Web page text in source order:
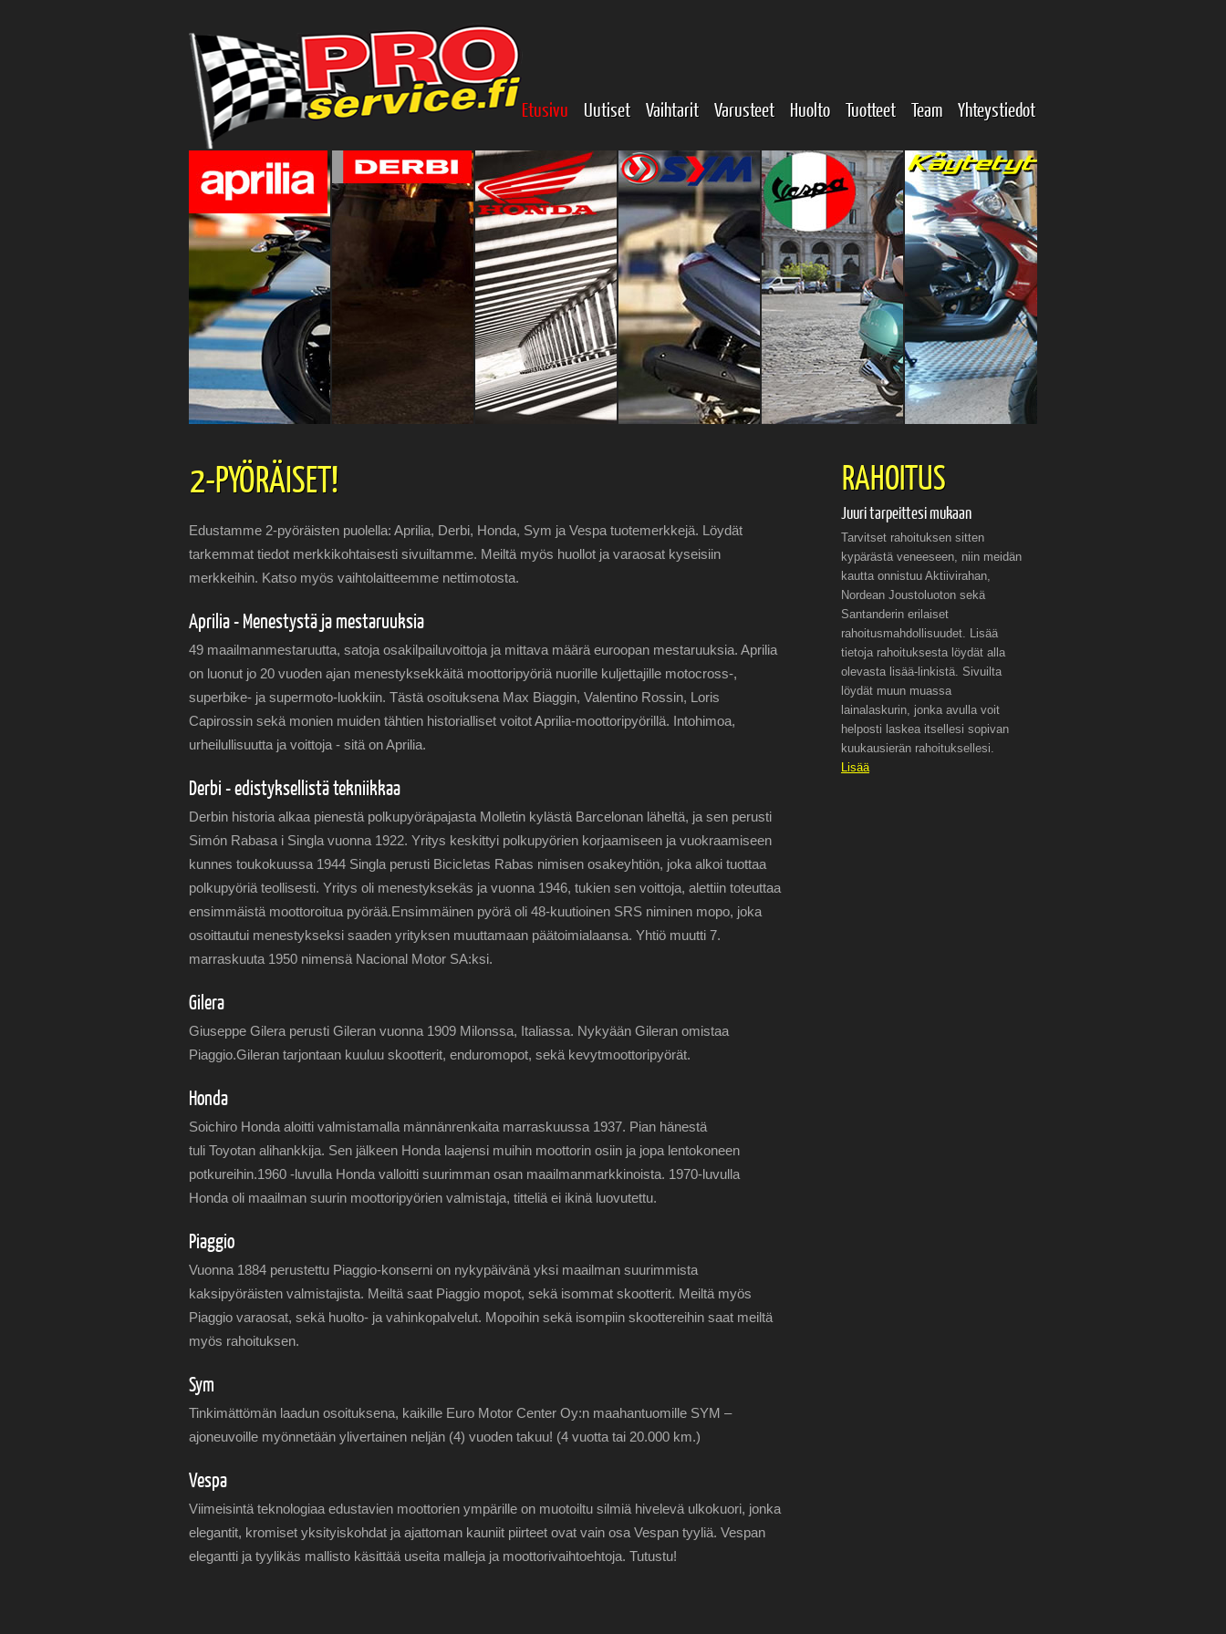
Etusivu Uutiset Vaihtarit Varusteet Huolto Tuotteet Team Yhteystiedot
RAHOITUS
Juuri tarpeittesi mukaan
Tarvitset rahoituksen sitten
kypärästä veneeseen, niin meidän
kautta onnistuu Aktiivirahan,
Nordean Joustoluoton sekä
Santanderin erilaiset
rahoitusmahdollisuudet. Lisää
tietoja rahoituksesta löydät alla
olevasta lisää-linkistä. Sivuilta
löydät muun muassa
lainalaskurin, jonka avulla voit
helposti laskea itsellesi sopivan
kuukausierän rahoituksellesi.
Lisää
2-PYÖRÄISET!
Edustamme 2-pyöräisten puolella: Aprilia, Derbi, Honda, Sym ja Vespa tuotemerkkejä. Löydät
tarkemmat tiedot merkkikohtaisesti sivuiltamme. Meiltä myös huollot ja varaosat kyseisiin
merkkeihin. Katso myös vaihtolaitteemme nettimotosta.
Aprilia - Menestystä ja mestaruuksia
49 maailmanmestaruutta, satoja osakilpailuvoittoja ja mittava määrä euroopan mestaruuksia. Aprilia
on luonut jo 20 vuoden ajan menestyksekkäitä moottoripyöriä nuorille kuljettajille motocross-,
superbike- ja supermoto-luokkiin. Tästä osoituksena Max Biaggin, Valentino Rossin, Loris
Capirossin sekä monien muiden tähtien historialliset voitot Aprilia-moottoripyörillä. Intohimoa,
urheilullisuutta ja voittoja - sitä on Aprilia.
Derbi - edistyksellistä tekniikkaa
Derbin historia alkaa pienestä polkupyöräpajasta Molletin kylästä Barcelonan läheltä, ja sen perusti
Simón Rabasa i Singla vuonna 1922. Yritys keskittyi polkupyörien korjaamiseen ja vuokraamiseen
kunnes toukokuussa 1944 Singla perusti Bicicletas Rabas nimisen osakeyhtiön, joka alkoi tuottaa
polkupyöriä teollisesti. Yritys oli menestyksekäs ja vuonna 1946, tukien sen voittoja, alettiin toteuttaa
ensimmäistä moottoroitua pyörää.Ensimmäinen pyörä oli 48-kuutioinen SRS niminen mopo, joka
osoittautui menestykseksi saaden yrityksen muuttamaan päätoimialaansa. Yhtiö muutti 7.
marraskuuta 1950 nimensä Nacional Motor SA:ksi.
Gilera
Giuseppe Gilera perusti Gileran vuonna 1909 Milonssa, Italiassa. Nykyään Gileran omistaa
Piaggio.Gileran tarjontaan kuuluu skootterit, enduromopot, sekä kevytmoottoripyörät.
Honda
Soichiro Honda aloitti valmistamalla männänrenkaita marraskuussa 1937. Pian hänestä
tuli Toyotan alihankkija. Sen jälkeen Honda laajensi muihin moottorin osiin ja jopa lentokoneen
potkureihin.1960 -luvulla Honda valloitti suurimman osan maailmanmarkkinoista. 1970-luvulla
Honda oli maailman suurin moottoripyörien valmistaja, titteliä ei ikinä luovutettu.
Piaggio
Vuonna 1884 perustettu Piaggio-konserni on nykypäivänä yksi maailman suurimmista
kaksipyöräisten valmistajista. Meiltä saat Piaggio mopot, sekä isommat skootterit. Meiltä myös
Piaggio varaosat, sekä huolto- ja vahinkopalvelut. Mopoihin sekä isompiin skoottereihin saat meiltä
myös rahoituksen.
Sym
Tinkimättömän laadun osoituksena, kaikille Euro Motor Center Oy:n maahantuomille SYM –
ajoneuvoille myönnetään ylivertainen neljän (4) vuoden takuu! (4 vuotta tai 20.000 km.)
Vespa
Viimeisintä teknologiaa edustavien moottorien ympärille on muotoiltu silmiä hivelevä ulkokuori, jonka
elegantit, kromiset yksityiskohdat ja ajattoman kauniit piirteet ovat vain osa Vespan tyyliä. Vespan
elegantti ja tyylikäs mallisto käsittää useita malleja ja moottorivaihtoehtoja. Tutustu!